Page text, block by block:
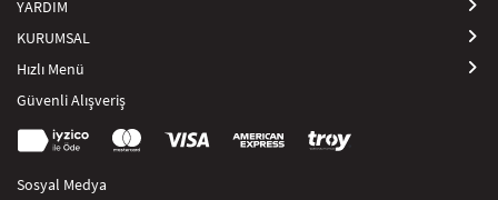
YARDIM
KURUMSAL
Hızlı Menü
Güvenli Alışveriş
Sosyal Medya